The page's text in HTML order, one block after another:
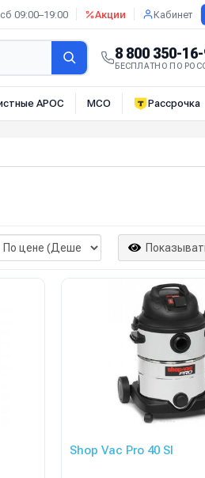
09:00–19:00 Акции Кабинет
8 800 350-
БЕСПЛАТНО ПО
АРОС МСО Рассрочка
Shop Vac Pro 40 SI